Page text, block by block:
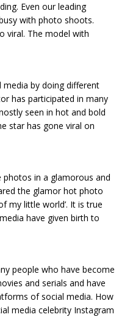
Even our leading
with photo shoots.
viral. The model with
media by doing different
has participated in many
seen in hot and bold
star has gone viral on
photos in a glamorous and
the glamor hot photo
my little world’. It is true
have given birth to
people who have become
and serials and have
of social media. How
media celebrity Instagram